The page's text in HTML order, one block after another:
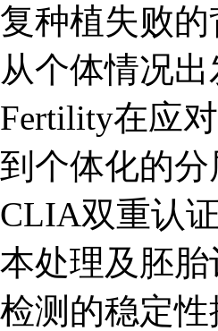
复种植失败
从个体情况
Fertility在应
到个体化的
CLIA双重认
本处理及胚
检测的稳定